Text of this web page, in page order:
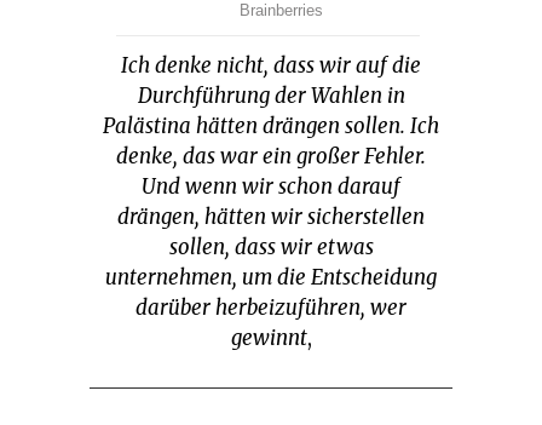
Ich denke nicht, dass wir auf die
Durchführung der Wahlen in
Palästina hätten drängen sollen. Ich
denke, das war ein großer Fehler.
Und wenn wir schon darauf
drängen, hätten wir sicherstellen
sollen, dass wir etwas
unternehmen, um die Entscheidung
darüber herbeizuführen, wer
gewinnt,